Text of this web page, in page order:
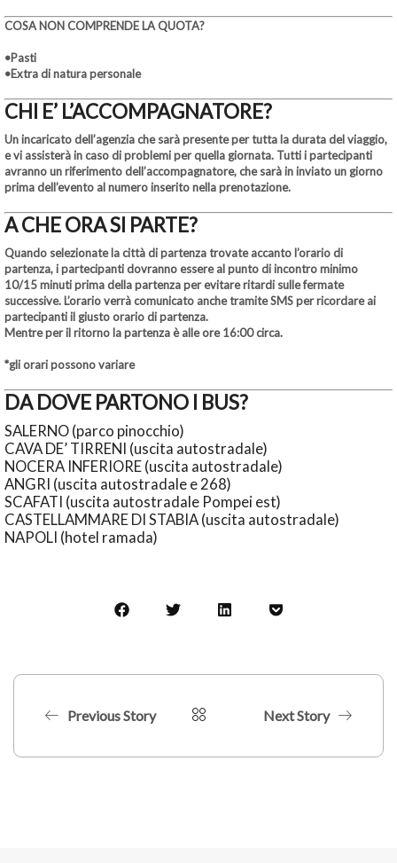
COSA NON COMPRENDE LA QUOTA?
•Pasti
•Extra di natura personale
CHI E’ L’ACCOMPAGNATORE?
Un incaricato dell’agenzia che sarà presente per tutta la durata del viaggio,
e vi assisterà in caso di problemi per quella giornata. Tutti i partecipanti
avranno un riferimento dell’accompagnatore, che sarà in inviato un giorno
prima dell’evento al numero inserito nella prenotazione.
A CHE ORA SI PARTE?
Quando selezionate la città di partenza trovate accanto l’orario di
partenza, i partecipanti dovranno essere al punto di incontro minimo
10/15 minuti prima della partenza per evitare ritardi sulle fermate
successive. L’orario verrà comunicato anche tramite SMS per ricordare ai
partecipanti il giusto orario di partenza.
Mentre per il ritorno la partenza è alle ore 16:00 circa.
*gli orari possono variare
DA DOVE PARTONO I BUS?
SALERNO (parco pinocchio)
CAVA DE’ TIRRENI (uscita autostradale)
NOCERA INFERIORE (uscita autostradale)
ANGRI (uscita autostradale e 268)
SCAFATI (uscita autostradale Pompei est)
CASTELLAMMARE DI STABIA (uscita autostradale)
NAPOLI (hotel ramada)
Previous Story Next Story